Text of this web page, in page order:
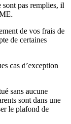
sont pas remplies, il
de vos frais de
de certaines
cas d’exception
sans aucune
sont dans une
le plafond de